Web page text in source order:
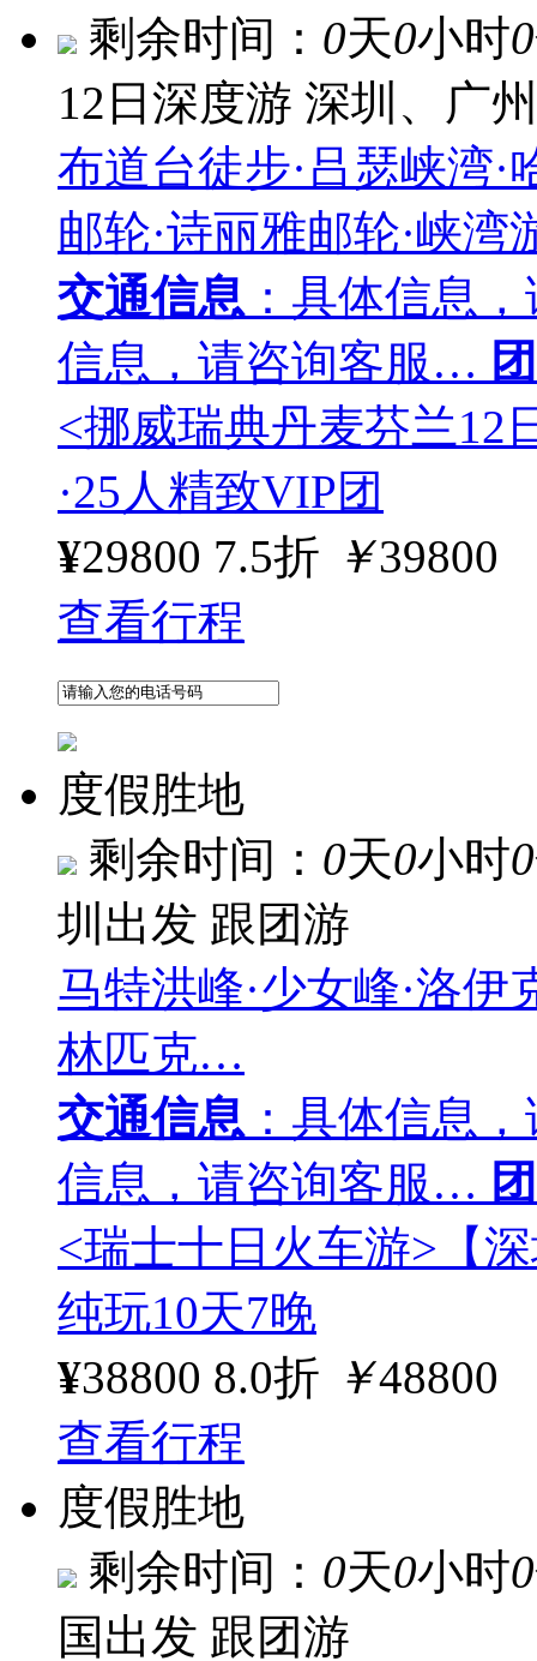
剩余时间： 0天0小时0
12日深度游 深圳、广
布道台徒步·吕瑟峡湾·
邮轮·诗丽雅邮轮·峡
交通信息 ：具体信息
信息，请咨询客服…
<挪威瑞典丹麦芬兰12
·25人精致VIP团
¥29800 7.5折 ￥39800
查看行程
度假胜地
剩余时间： 0天0小时0
圳出发 跟团游
马特洪峰·少女峰·洛伊
林匹克…
交通信息 ：具体信息
信息，请咨询客服…
<瑞士十日火车游>【
纯玩10天7晚
¥38800 8.0折 ￥48800
查看行程
度假胜地
剩余时间： 0天0小时0
国出发 跟团游